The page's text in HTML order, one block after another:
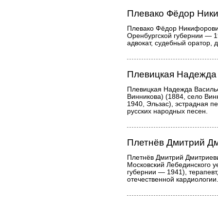
Плевако Фёдор
Плевако Фёдор
Оренбургской губернии —
адвокат, судебный оратор,
Плевицкая
Плевицкая Надежда
Винникова) (1884, село
1940, Эльзас), эстрадная
русских народных песен.
Плетнёв Дмитрий
Плетнёв Дмитрий
Московский Лебединского
губернии — 1941),
отечественной кардиологии.